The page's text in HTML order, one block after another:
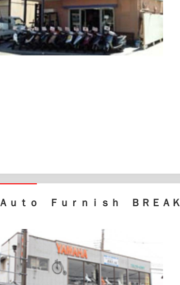
Ａｕｔｏ Ｆｕｒｎｉｓｈ ＢＲＥＡＫ